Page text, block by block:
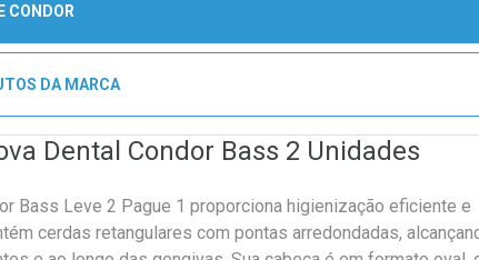
CONDOR
DA MARCA
Dental Condor Bass 2 Unidades
Bass Leve 2 Pague 1 proporciona higienização eficiente e
cerdas retangulares com pontas arredondadas,